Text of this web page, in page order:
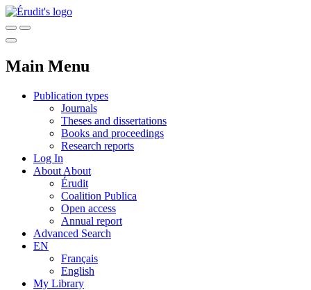
Main Menu
Publication types
Journals
Theses and dissertations
Books and proceedings
Research reports
Log In
About About
Érudit
Coalition Publica
Open access
Annual report
Advanced Search
EN
Français
English
My Library